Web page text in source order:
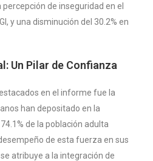
percepción de inseguridad en el
y una disminución del 30.2% en
Un Pilar de Confianza
en el informe fue la
han depositado en la
de la población adulta
de esta fuerza en sus
atribuye a la integración de